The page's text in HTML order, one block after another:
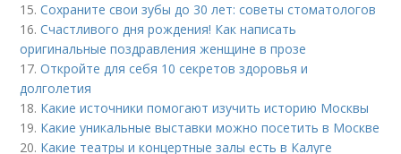
15.Сохраните свои зубы до 30 лет: советы стоматологов
16.Счастливого дня рождения! Как написать
оригинальные поздравления женщине в прозе
17.Откройте для себя 10 секретов здоровья и
долголетия
18. Какие источники помогают изучить историю Москвы
19. Какие уникальные выставки можно посетить в Москве
20. Какие театры и концертные залы есть в Калуге